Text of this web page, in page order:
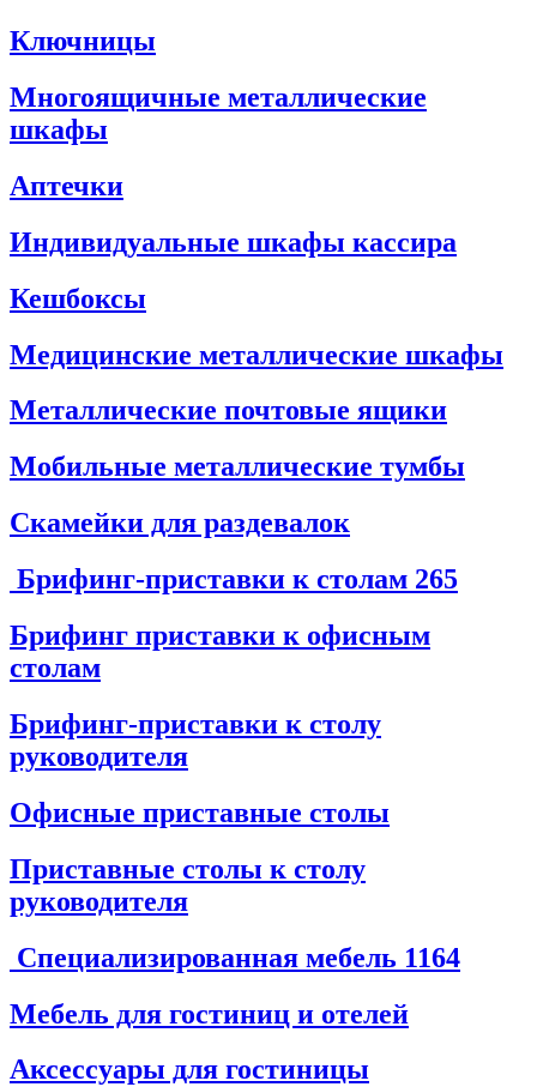
Ключницы
Многоящичные металлические
шкафы
Аптечки
Индивидуальные шкафы кассира
Кешбоксы
Медицинские металлические шкафы
Металлические почтовые ящики
Мобильные металлические тумбы
Скамейки для раздевалок
Брифинг-приставки к столам 265
Брифинг приставки к офисным
столам
Брифинг-приставки к столу
руководителя
Офисные приставные столы
Приставные столы к столу
руководителя
Специализированная мебель 1164
Мебель для гостиниц и отелей
Аксессуары для гостиницы